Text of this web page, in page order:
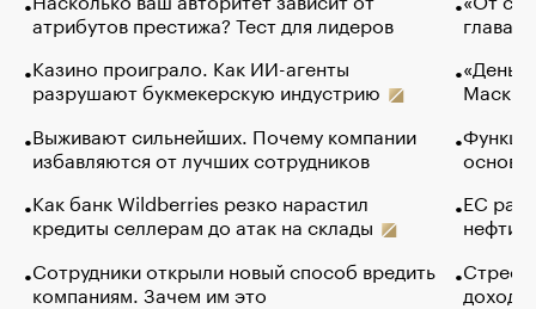
атрибутов престижа? Тест для лидеров
Казино проиграло. Как ИИ-агенты
разрушают букмекерскую индустрию
Выживают сильнейших. Почему компании
избавляются от лучших сотрудников
Как банк Wildberries резко нарастил
кредиты селлерам до атак на склады
Сотрудники открыли новый способ вредить
компаниям. Зачем им это
глава
Маск в
основ
ЕС
нефти